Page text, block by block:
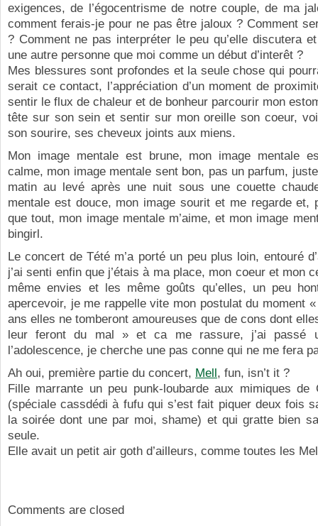
exigences, de l’égocentrisme de notre couple, de ma
comment ferais-je pour ne pas être jaloux ? Comment
? Comment ne pas interpréter le peu qu’elle discutera
une autre personne que moi comme un début d’interêt ?
Mes blessures sont profondes et la seule chose qui
serait ce contact, l’appréciation d’un moment de
sentir le flux de chaleur et de bonheur parcourir mon
tête sur son sein et sentir sur mon oreille son coeur,
son sourire, ses cheveux joints aux miens.
Mon image mentale est brune, mon image mentale
calme, mon image mentale sent bon, pas un parfum,
matin au levé après une nuit sous une couette
mentale est douce, mon image sourit et me regarde et,
que tout, mon image mentale m’aime, et mon image
bingirl.
Le concert de Tété m’a porté un peu plus loin, entouré
j’ai senti enfin que j’étais à ma place, mon coeur et mon
même envies et les même goûts qu’elles, un peu
apercevoir, je me rappelle vite mon postulat du moment
ans elles ne tomberont amoureuses que de cons dont
leur feront du mal » et ca me rassure, j’ai passé
l’adolescence, je cherche une pas conne qui ne me fera
Ah oui, première partie du concert, Mell, fun, isn’t it ?
Fille marrante un peu punk-loubarde aux mimiques de
(spéciale cassdédi à fufu qui s’est fait piquer deux fois
la soirée dont une par moi, shame) et qui gratte bien
seule.
Elle avait un petit air goth d’ailleurs, comme toutes les
Comments are closed